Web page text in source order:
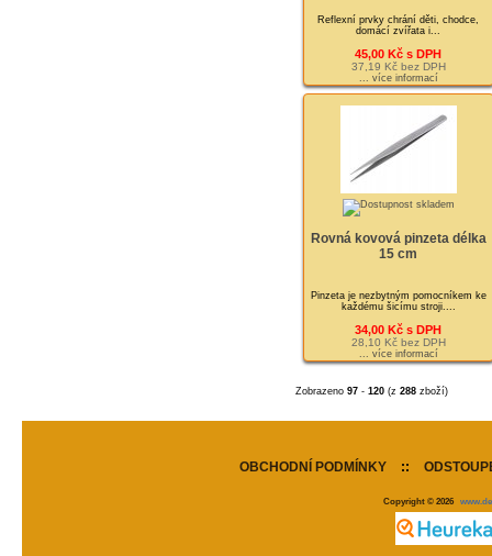
Reflexní prvky chrání děti, chodce,
domácí zvířata i...
45,00 Kč s DPH
37,19 Kč bez DPH
... více informací
Rovná kovová pinzeta délka
15 cm
Pinzeta je nezbytným pomocníkem ke
každému šicímu stroji....
34,00 Kč s DPH
28,10 Kč bez DPH
... více informací
Zobrazeno 97- 120(z 288zboží)
OBCHODNÍ PODMÍNKY ::
Copyright © 2026